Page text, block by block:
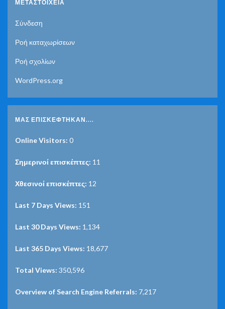
ΜΕΤΑΣΤΟΙΧΕΊΑ
Σύνδεση
Ροή καταχωρίσεων
Ροή σχολίων
WordPress.org
ΜΑΣ ΕΠΙΣΚΈΦΤΗΚΑΝ....
Online Visitors: 0
Σημερινοί επισκέπτες: 11
Χθεσινοί επισκέπτες: 12
Last 7 Days Views: 151
Last 30 Days Views: 1,134
Last 365 Days Views: 18,677
Total Views: 350,596
Overview of Search Engine Referrals: 7,217